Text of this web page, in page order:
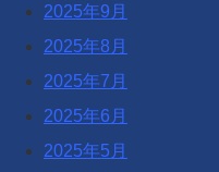
2025年9月
2025年8月
2025年7月
2025年6月
2025年5月